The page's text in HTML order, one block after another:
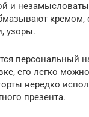
и
узоры.
персональный
его легко
нередко
презента.